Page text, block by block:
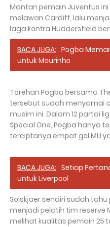
Mantan pemain Juventus
melawan Cardiff, lalu
laga kontra Huddersfield
BACA JUGA: Pogba
untuk Mourinho
Torehan Pogba bersama
tersebut sudah menyamai
musim ini. Dalam 12 partai
Special One, Pogba hanya
terciptanya empat gol MU
BACA JUGA: Setiap
untuk Liverpool
Solskjaer sendiri sudah
menjadi pelatih tim reserve
melihat kualitas pemain 25